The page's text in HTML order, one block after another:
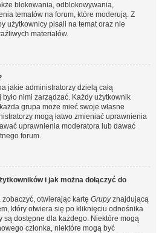
blokowania, odblokowywania,
tematów na forum, które moderują. Z
użytkownicy pisali na temat oraz nie
materiałów.
jakie administratorzy dzielą całą
było nimi zarządzać. Każdy użytkownik
grupa może mieć swoje własne
mogą łatwo zmieniać uprawnienia
uprawnienia moderatora lub dawać
forum.
i jak można dołączyć do
otwierając kartę Grupyznajdującą
który otwiera się po kliknięciu odnośnika
są dostępne dla każdego. Niektóre mogą
członka, niektóre mogą być